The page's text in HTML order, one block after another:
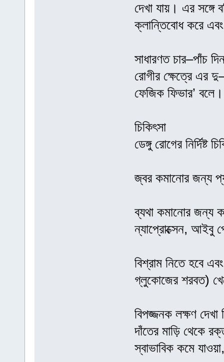
দেখা যায়। এর সঙ্গে
ক্লান্তিবোধ করে
সাধারণত চার–পাঁচ
রোগীর ক্ষেত্রে এর
ফেজিক ফিভার’ বলে।
চিকিৎসা
ডেঙ্গু রোগের নির্দিষ্ট
জ্বর কমানোর জন্য
ব্যথা কমানোর জন্য
ন্যাপ্রোক্সেন, আইবু
বিশ্রাম নিতে হবে
গ্লুকোজের শরবত)
বিপজ্জনক লক্ষণ দেখা
দাঁতের মাড়ি থেকে
স্বাভাবিক কমে